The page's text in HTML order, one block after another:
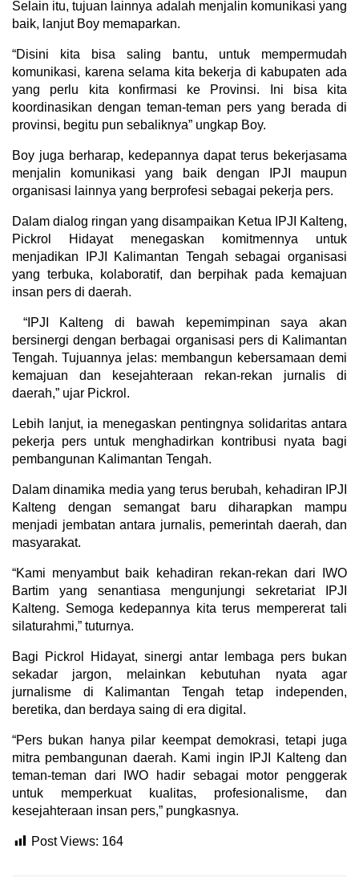
Selain itu, tujuan lainnya adalah menjalin komunikasi yang
baik, lanjut Boy memaparkan.
“Disini kita bisa saling bantu, untuk mempermudah
komunikasi, karena selama kita bekerja di kabupaten ada
yang perlu kita konfirmasi ke Provinsi. Ini bisa kita
koordinasikan dengan teman-teman pers yang berada di
provinsi, begitu pun sebaliknya” ungkap Boy.
Boy juga berharap, kedepannya dapat terus bekerjasama
menjalin komunikasi yang baik dengan IPJI maupun
organisasi lainnya yang berprofesi sebagai pekerja pers.
Dalam dialog ringan yang disampaikan Ketua IPJI Kalteng,
Pickrol Hidayat menegaskan komitmennya untuk
menjadikan IPJI Kalimantan Tengah sebagai organisasi
yang terbuka, kolaboratif, dan berpihak pada kemajuan
insan pers di daerah.
“IPJI Kalteng di bawah kepemimpinan saya akan
bersinergi dengan berbagai organisasi pers di Kalimantan
Tengah. Tujuannya jelas: membangun kebersamaan demi
kemajuan dan kesejahteraan rekan-rekan jurnalis di
daerah,” ujar Pickrol.
Lebih lanjut, ia menegaskan pentingnya solidaritas antara
pekerja pers untuk menghadirkan kontribusi nyata bagi
pembangunan Kalimantan Tengah.
Dalam dinamika media yang terus berubah, kehadiran IPJI
Kalteng dengan semangat baru diharapkan mampu
menjadi jembatan antara jurnalis, pemerintah daerah, dan
masyarakat.
“Kami menyambut baik kehadiran rekan-rekan dari IWO
Bartim yang senantiasa mengunjungi sekretariat IPJI
Kalteng. Semoga kedepannya kita terus mempererat tali
silaturahmi,” tuturnya.
Bagi Pickrol Hidayat, sinergi antar lembaga pers bukan
sekadar jargon, melainkan kebutuhan nyata agar
jurnalisme di Kalimantan Tengah tetap independen,
beretika, dan berdaya saing di era digital.
“Pers bukan hanya pilar keempat demokrasi, tetapi juga
mitra pembangunan daerah. Kami ingin IPJI Kalteng dan
teman-teman dari IWO hadir sebagai motor penggerak
untuk memperkuat kualitas, profesionalisme, dan
kesejahteraan insan pers,” pungkasnya.
Post Views: 164